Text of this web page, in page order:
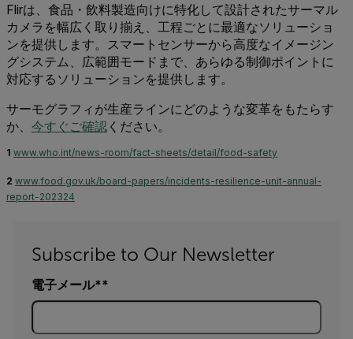
Flirは、食品・飲料製造向けに特化して設計されたサーマル
カメラを幅広く取り揃え、工程ごとに最適なソリューショ
ンを提供します。スマートセンサーから高度なイメージン
グシステム、広範囲モードまで、あらゆる制御ポイントに
対応するソリューションを提供します。
サーモグラフィが生産ラインにどのような変革をもたらす
か、 今すぐご確認 ください。
1 www.who.int/news-room/fact-sheets/detail/food-safety
2 www.food.gov.uk/board-papers/incidents-resilience-unit-annual-
report-202324
Subscribe to Our Newsletter
電子メール*